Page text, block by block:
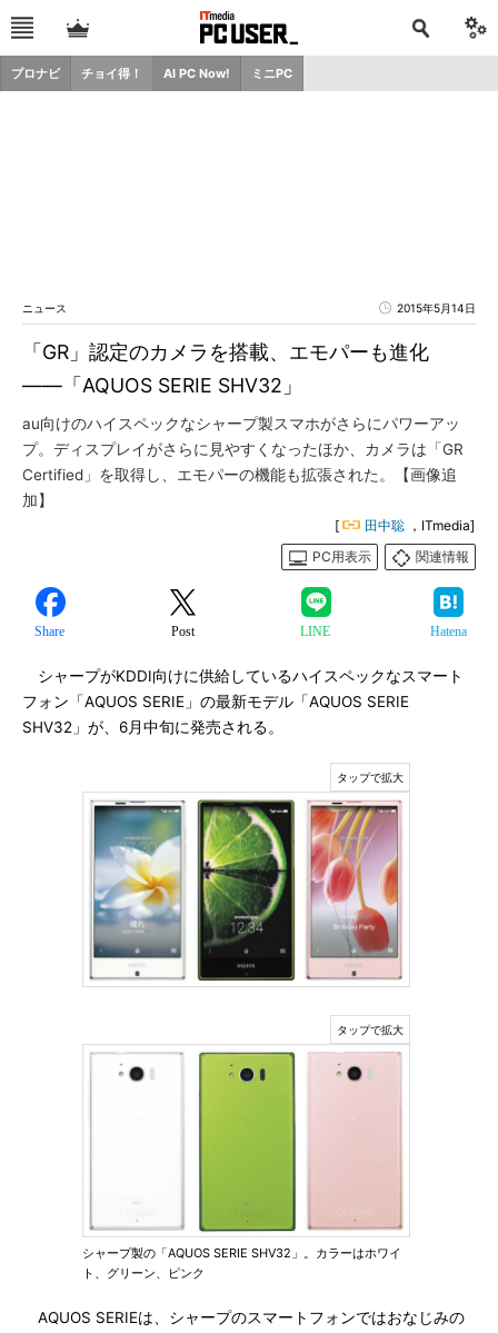
プロナビ チョイ得！ AI PC Now! ミニPC
ニュース 2015年5月14日
「GR」認定のカメラを搭載、エモパーも進化
――「AQUOS SERIE SHV32」
au向けのハイスペックなシャープ製スマホがさらにパワーアッ
プ。ディスプレイがさらに見やすくなったほか、カメラは「GR
Certified」を取得し、エモパーの機能も拡張された。【画像追
加】
[ 田中聡 ，ITmedia]
PC用表示
関連情報
Share Post LINE Hatena
シャープがKDDI向けに供給しているハイスペックなスマート
フォン「AQUOS SERIE」の最新モデル「AQUOS SERIE
SHV32」が、6月中旬に発売される。
シャープ製の「AQUOS SERIE SHV32」。カラーはホワイ
ト、グリーン、ピンク
AQUOS SERIEは、シャープのスマートフォンではおなじみの